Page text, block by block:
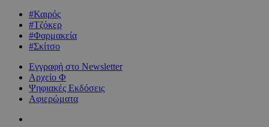
#Καιρός
#Τζόκερ
#Φαρμακεία
#Σκίτσο
Εγγραφή στο Newsletter
Αρχείο Φ
Ψηφιακές Εκδόσεις
Αφιερώματα